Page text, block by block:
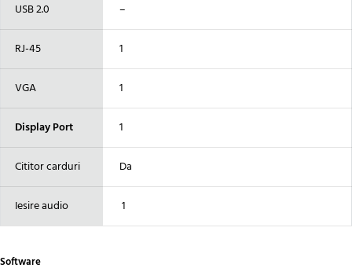
USB 2.0 –
RJ-45 1
VGA 1
Display Port 1
Cititor carduri Da
Iesire audio 1
Software